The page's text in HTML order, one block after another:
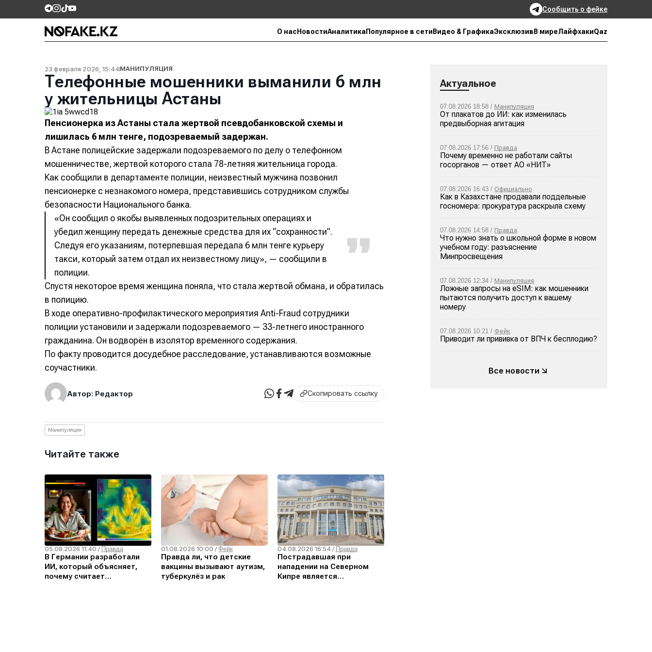
Сообщить о фейке
О нас НовостиАналитика Популярное в сети Видео & ГрафикаЭксклюзив В миреЛайфхакиQaz
23 февраля 2026, 15:44МАНИПУЛЯЦИЯ
Телефонные мошенники выманили 6 млн
у жительницы Астаны
Пенсионерка из Астаны стала жертвой псевдобанковской схемы и
лишилась 6 млн тенге, подозреваемый задержан.
В Астане полицейские задержали подозреваемого по делу о телефонном
мошенничестве, жертвой которого стала 78-летняя жительница города.
Как сообщили в департаменте полиции, неизвестный мужчина позвонил
пенсионерке с незнакомого номера, представившись сотрудником службы
безопасности Национального банка.
«Он сообщил о якобы выявленных подозрительных операциях и
убедил женщину передать денежные средства для их “сохранности”.
Следуя его указаниям, потерпевшая передала 6 млн тенге курьеру
такси, который затем отдал их неизвестному лицу», — сообщили в
полиции.
Спустя некоторое время женщина поняла, что стала жертвой обмана, и обратилась
в полицию.
В ходе оперативно-профилактического мероприятия Anti-Fraud сотрудники
полиции установили и задержали подозреваемого — 33-летнего иностранного
гражданина. Он водворён в изолятор временного содержания.
По факту проводится досудебное расследование, устанавливаются возможные
соучастники.
Автор: Редактор Скопировать ссылку
Манипуляция
Читайте также
05.08.2026 11:40 / Правда
В Германии разработали
ИИ, который объясняет,
почему считает
01.08.2026 10:00 /Фейк
Правда ли, что детские
вакцины вызывают аутизм,
туберкулёз и рак
04.08.2026 16:54 / Правда
Пострадавшая при
нападении на Северном
Кипре является
Актуальное
07.08.2026 18:58 / Манипуляция
От плакатов до ИИ: как изменилась
предвыборная агитация
07.08.2026 17:56 / Правда
Почему временно не работали сайты
госорганов — ответ АО «НИТ»
07.08.2026 16:43 / Официально
Как в Казахстане продавали поддельные
госномера: прокуратура раскрыла схему
07.08.2026 14:58 / Правда
Что нужно знать о школьной форме в новом
учебном году: разъяснение
Минпросвещения
07.08.2026 12:34 / Манипуляция
Ложные запросы на eSIM: как мошенники
пытаются получить доступ к вашему
номеру
07.08.2026 10:21 / Фейк
Приводит ли прививка от ВПЧ к бесплодию?
Все новости